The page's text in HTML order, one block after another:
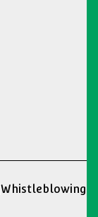
Whistleblowing